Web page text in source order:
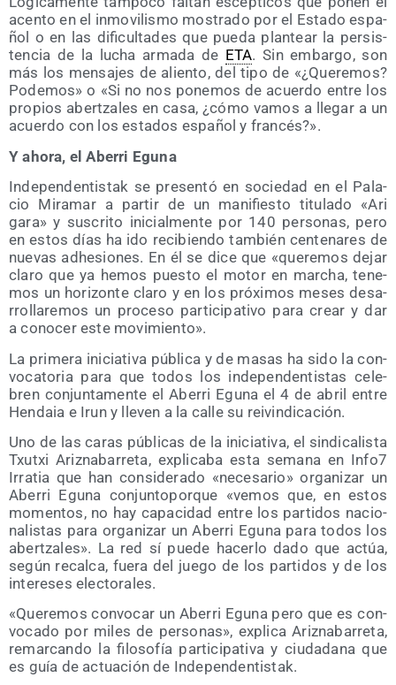
acen­to en el inmo­vi­lis­mo mos­tra­do por el Esta­do espa­
ñol o en las difi­cul­ta­des que pue­da plan­tear la per­sis­
ten­cia de la lucha arma­da de ETA. Sin embar­go, son
más los men­sa­jes de alien­to, del tipo de «¿Que­re­mos?
Pode­mos» o «Si no nos pone­mos de acuer­do entre los
pro­pios aber­tza­les en casa, ¿cómo vamos a lle­gar a un
acuer­do con los esta­dos espa­ñol y francés?».
Y aho­ra, el Abe­rri Eguna
Inde­pen­den­tis­tak se pre­sen­tó en socie­dad en el Pala­
cio Mira­mar a par­tir de un mani­fies­to titu­la­do «Ari
gara» y sus­cri­to ini­cial­men­te por 140 per­so­nas, pero
en estos días ha ido reci­bien­do tam­bién cen­te­na­res de
nue­vas adhe­sio­nes. En él se dice que «que­re­mos dejar
cla­ro que ya hemos pues­to el motor en mar­cha, tene­
mos un hori­zon­te cla­ro y en los pró­xi­mos meses desa­
rro­lla­re­mos un pro­ce­so par­ti­ci­pa­ti­vo para crear y dar
a cono­cer este movimiento».
La pri­me­ra ini­cia­ti­va públi­ca y de masas ha sido la con­
vo­ca­to­ria para que todos los inde­pen­den­tis­tas cele­
bren con­jun­ta­men­te el Abe­rri Egu­na el 4 de abril entre
Hen­daia e Irun y lle­ven a la calle su reivindicación.
Uno de las caras públi­cas de la ini­cia­ti­va, el sin­di­ca­lis­ta
Txutxi Ariz­na­ba­rre­ta, expli­ca­ba esta sema­na en Info7
Irra­tia que han con­si­de­ra­do «nece­sa­rio» orga­ni­zar un
Abe­rri Egu­na con­jun­to­por­que «vemos que, en estos
momen­tos, no hay capa­ci­dad entre los par­ti­dos nacio­
na­lis­tas para orga­ni­zar un Abe­rri Egu­na para todos los
aber­tza­les». La red sí pue­de hacer­lo dado que actúa,
según recal­ca, fue­ra del jue­go de los par­ti­dos y de los
intere­ses electorales.
«Que­re­mos con­vo­car un Abe­rri Egu­na pero que es con­
vo­ca­do por miles de per­so­nas», expli­ca Ariz­na­ba­rre­ta,
remar­can­do la filo­so­fía par­ti­ci­pa­ti­va y ciu­da­da­na que
es guía de actua­ción de Independentistak.